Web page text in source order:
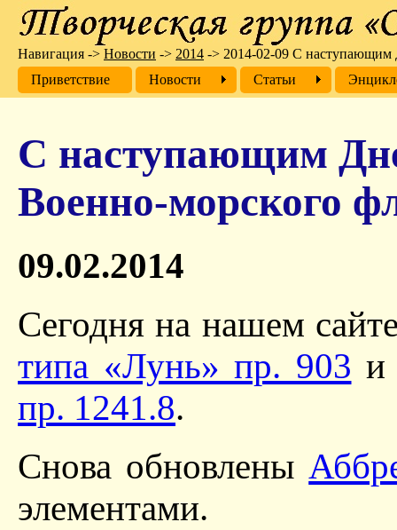
С наступающим
Военно-морского
09.02.2014
Сегодня на нашем
типа «Лунь» пр. 903
пр. 1241.8.
Снова обновлены
элементами.
Навигация -> Новости -> 2014 -> 2014-02-09 С наступающим
Приветствие
Новости Cтатьи